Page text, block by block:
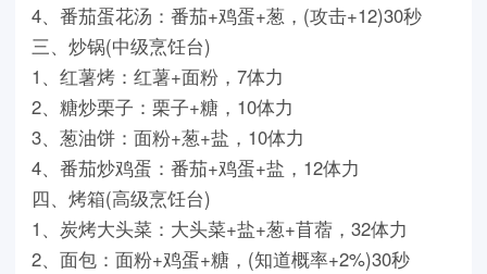
4、番茄蛋花汤：番茄+鸡蛋+葱，(攻击+12)30秒
三、炒锅(中级烹饪台)
1、红薯烤：红薯+面粉，7体力
2、糖炒栗子：栗子+糖，10体力
3、葱油饼：面粉+葱+盐，10体力
4、番茄炒鸡蛋：番茄+鸡蛋+盐，12体力
四、烤箱(高级烹饪台)
1、炭烤大头菜：大头菜+盐+葱+苜蓿，32体力
2、面包：面粉+鸡蛋+糖，(知道概率+2%)30秒